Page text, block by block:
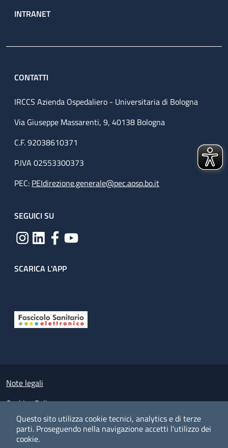
Questo sito utilizza cookie tecnici, analytics e di terze
parti. Proseguendo nella navigazione accetti l'utilizzo dei
cookie.
INTRANET
CONTATTI
IRCCS Azienda Ospedaliero - Universitaria di Bologna
Via Giuseppe Massarenti, 9, 40138 Bologna
C.F. 92038610371
P.IVA 02553300373
PEC: PEIdirezione.generale@pec.aosp.bo.it
SEGUICI SU
SCARICA L'APP
Small prints
Note legali
Cookies Policy
Policy privacy e protezione del dato personale
Albo pretorio on-line